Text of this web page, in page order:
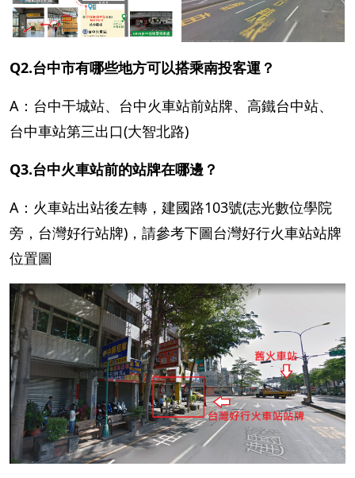
Q2.台中市有哪些地方可以搭乘南投客運？
A：台中干城站、台中火車站前站牌、高鐵台中站、
台中車站第三出口(大智北路)
Q3.台中火車站前的站牌在哪邊？
A：火車站出站後左轉，建國路103號(志光數位學院
旁，台灣好行站牌)，請參考下圖台灣好行火車站站牌
位置圖